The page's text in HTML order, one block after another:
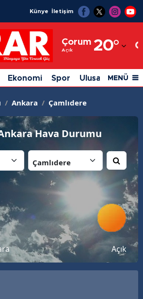
Künye İletişim
Çorum
Açık 20°
Adıyaman
Afyonkarahisar
Ağrı
Amasya
Antalya
Artvin
Balıkesir
Bilecik
Bingöl
Bitlis
Ekonomi Spor Ulusal Siyaset
MENÜ
/ Ankara / Çamlıdere
Hava Durumu
Açık